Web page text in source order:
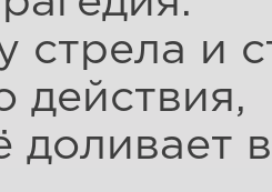
стрела и
действия,
доливает